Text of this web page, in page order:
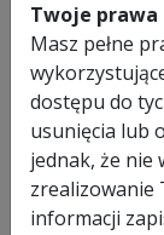
Twoje prawa
Masz pełne
dostępu do
usunięcia lub
jednak, że nie
zrealizowanie
informacji
krańcowego.
Całość
wykonane z
wytrzymałość i
Skrętne ramię
pod kątem do
kulowych co